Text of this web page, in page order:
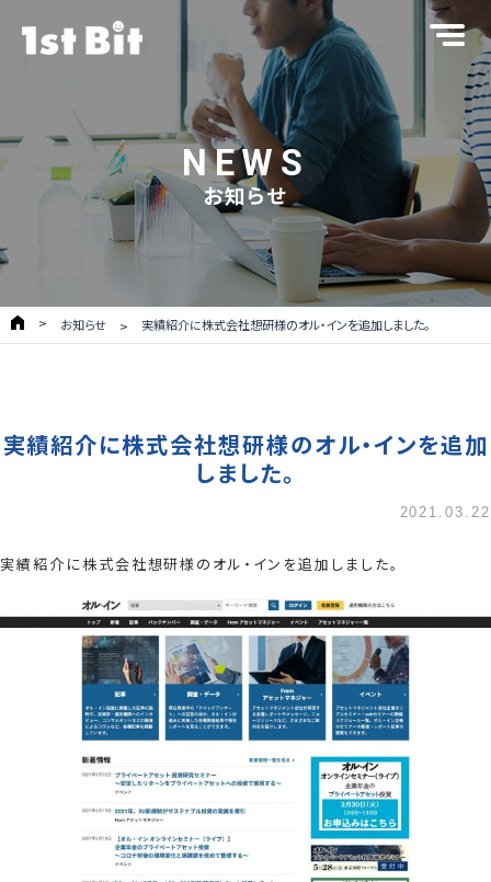
NEWS
お知らせ
お知らせ 実績紹介に株式会社想研様のオル・インを追加しました。
実績紹介に株式会社想研様のオル・インを追加
しました。
2021.03.22
実績紹介に株式会社想研様のオル・インを追加しました。